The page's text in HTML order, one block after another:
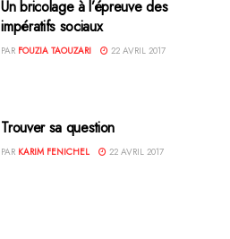
Un bricolage à l’épreuve des
impératifs sociaux
PAR FOUZIA TAOUZARI 22 AVRIL 2017
Trouver sa question
PAR KARIM FENICHEL 22 AVRIL 2017